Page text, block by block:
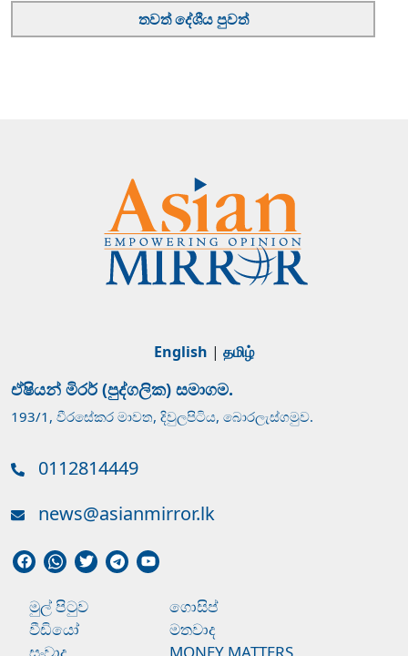
තවත් දේශීය පුවත්
English | தமிழ்
ඒෂියන් මිරර් (පුද්ගලික) සමාගම.
193/1, වීරසේකර මාවත, දිවුලපිටිය, බොරලැස්ගමුව.
0112814449
news@asianmirror.lk
මුල් පිටුව
ගොසිප්
වීඩියෝ
මතවාද
සංවාද
MONEY MATTERS